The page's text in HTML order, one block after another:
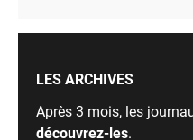
LES ARCHIVES
Après 3 mois, les
découvrez-les.